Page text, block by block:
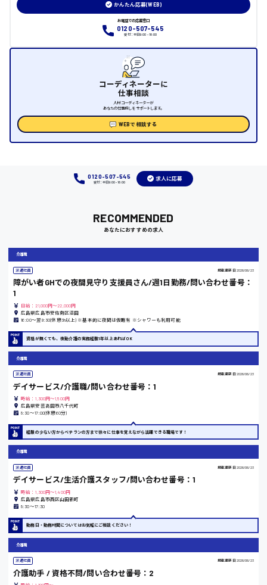
三原市
岡山県
大阪府
竹原市
熊本県
東京都
島根県
香川県
時給1200円〜
かんたん応募(WEB)
お電話での応募窓口
0120-507-545
受付：平日9:00 - 18:00
コーディネーターに
仕事相談
人材コーディネーターが
あなたの仕事探しをサポートします。
WEBで相談する
0120-507-545
受付：平日9:00 - 18:00
求人に応募
RECOMMENDED
あなたにおすすめの求人
介護職
派遣社員 掲載更新日 2026/06/23
障がい者GHでの夜間見守り支援員さん/週1日勤務/問い合わせ番号：
1
日給：21,000円～22,000円
広島県広島市安佐南区沼田
16:00〜翌9:30(休憩3h以上) ※基本的に夜間は仮眠有 ※シャワーも利用可能
資格が無くても、夜勤介護の実務経験1年以上あればOK
介護職
派遣社員 掲載更新日 2026/06/23
デイサービス/介護職/問い合わせ番号：1
時給：1,300円～1,500円
広島県安芸高田市八千代町
8:30〜17:00(休憩60分)
経験の少ない方からベテランの方まで徐々に仕事を覚えながら活躍できる職場です！
介護職
派遣社員 掲載更新日 2026/06/23
デイサービス/生活介護スタッフ/問い合わせ番号：1
時給：1,300円～1,400円
広島県広島市西区山田新町
8:30〜17:30
勤務日・勤務時間についてはお気軽にご相談ください！
介護職
派遣社員 掲載更新日 2026/06/23
介護助手 / 資格不問/問い合わせ番号：2